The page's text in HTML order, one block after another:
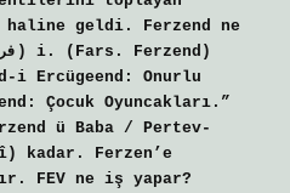
geldi. Ferzend ne
i Ercügeend: Onurlu
Çocuk Oyuncakları.”
ü Baba / Pertev-
kadar. Ferzen’e
FEV ne iş yapar?